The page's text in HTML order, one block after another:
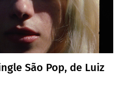
São Pop, de Luiz